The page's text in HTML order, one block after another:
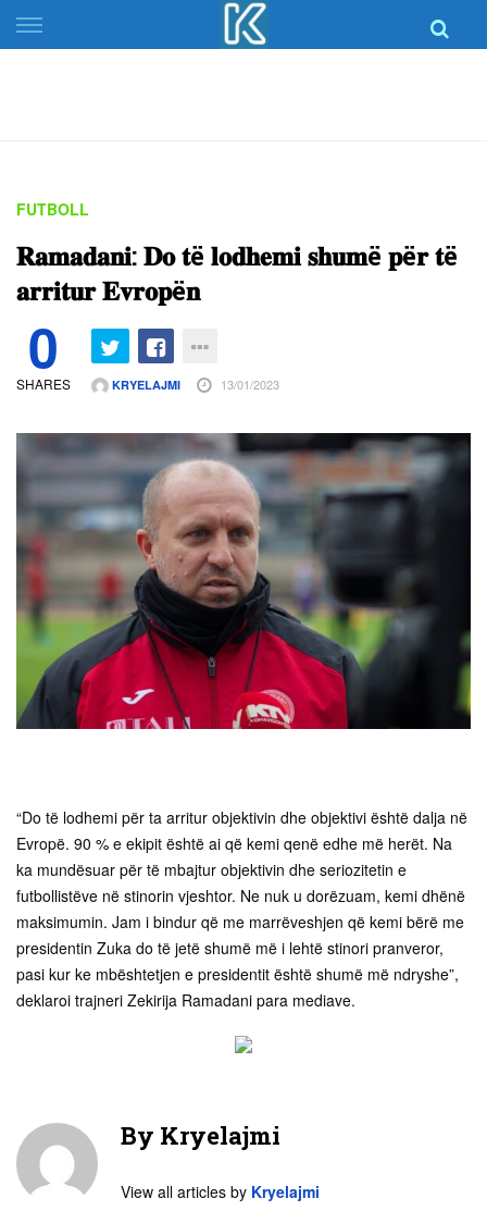
Skip
to
FUTBOLL
𝐑𝐚𝐦𝐚𝐝𝐚𝐧𝐢: 𝐃𝐨 𝐭ë 𝐥𝐨𝐝𝐡𝐞𝐦𝐢 𝐬𝐡𝐮𝐦ë 𝐩ë𝐫 𝐭ë
𝐚𝐫𝐫𝐢𝐭𝐮𝐫 𝐄𝐯𝐫𝐨𝐩ë𝐧
0
SHARES KRYELAJMI 13/01/2023
“Do të lodhemi për ta arritur objektivin dhe objektivi është dalja në
Evropë. 90 % e ekipit është ai që kemi qenë edhe më herët. Na
ka mundësuar për të mbajtur objektivin dhe seriozitetin e
futbollistëve në stinorin vjeshtor. Ne nuk u dorëzuam, kemi dhënë
maksimumin. Jam i bindur që me marrëveshjen që kemi bërë me
presidentin Zuka do të jetë shumë më i lehtë stinori pranveror,
pasi kur ke mbështetjen e presidentit është shumë më ndryshe”,
deklaroi trajneri Zekirija Ramadani para mediave.
By Kryelajmi
View all articles by Kryelajmi